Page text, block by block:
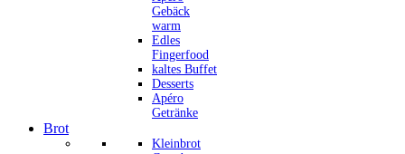
Gebäck
warm
Edles
Fingerfood
kaltes Buffet
Desserts
Apéro
Getränke
Brot
Kleinbrot